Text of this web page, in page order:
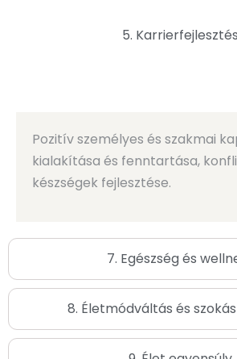
5. Karrierfejlesztés
7. Egészség és
8. Életmódváltás és
Pozitív személyes és szakmai
kialakítása és fenntartása,
készségek fejlesztése.